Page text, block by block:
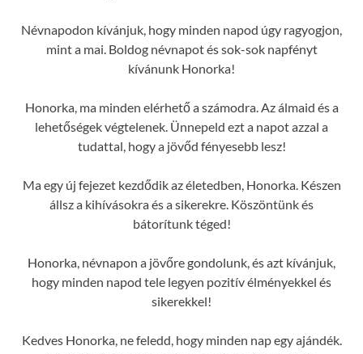
Névnapodon kívánjuk, hogy minden napod úgy ragyogjon,
mint a mai. Boldog névnapot és sok-sok napfényt
kívánunk Honorka!
Honorka, ma minden elérhető a számodra. Az álmaid és a
lehetőségek végtelenek. Ünnepeld ezt a napot azzal a
tudattal, hogy a jövőd fényesebb lesz!
Ma egy új fejezet kezdődik az életedben, Honorka. Készen
állsz a kihívásokra és a sikerekre. Köszöntünk és
bátorítunk téged!
Honorka, névnapon a jövőre gondolunk, és azt kívánjuk,
hogy minden napod tele legyen pozitív élményekkel és
sikerekkel!
Kedves Honorka, ne feledd, hogy minden nap egy ajándék.